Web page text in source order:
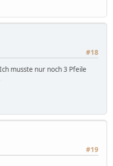
#18
Ich musste nur noch 3 Pfeile
#19